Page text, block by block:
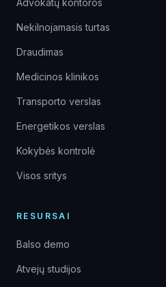
Advokatų kontoros
Nekilnojamasis turtas
Draudimas
Medicinos klinikos
Transporto verslas
Energetikos verslas
Kokybės kontrolė
Visos sritys
RESURSAI
Balso demo
Atvejų studijos